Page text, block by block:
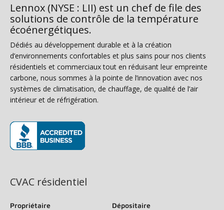
Lennox (NYSE : LII) est un chef de file des
solutions de contrôle de la température
écoénergétiques.
Dédiés au développement durable et à la création
d’environnements confortables et plus sains pour nos clients
résidentiels et commerciaux tout en réduisant leur empreinte
carbone, nous sommes à la pointe de l’innovation avec nos
systèmes de climatisation, de chauffage, de qualité de l’air
intérieur et de réfrigération.
CVAC résidentiel
Propriétaire
Dépositaire